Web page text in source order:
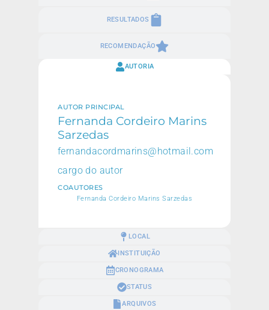
RESULTADOS
RECOMENDAÇÃO
AUTORIA
LOCAL
INSTITUIÇÃO
CRONOGRAMA
STATUS
ARQUIVOS
AUTOR PRINCIPAL
Fernanda Cordeiro Marins
Sarzedas
fernandacordmarins@hotmail.com
cargo do autor
COAUTORES
Fernanda Cordeiro Marins Sarzedas